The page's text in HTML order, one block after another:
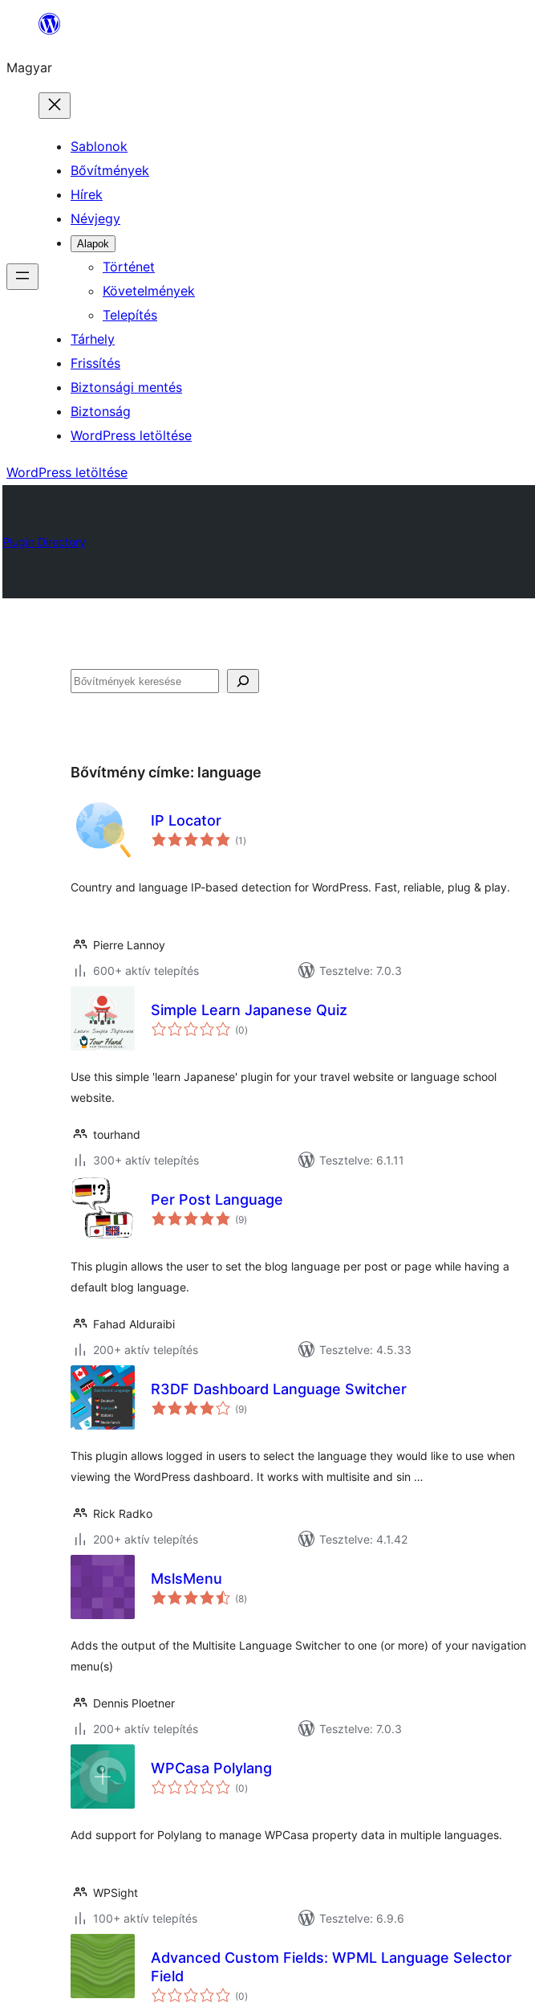
Ugrás
tartalomhoz
Magyar
Sablonok
Bővítmények
Hírek
Névjegy
Alapok
Történet
Követelmények
Telepítés
Tárhely
Frissítés
Biztonsági mentés
Biztonság
WordPress letöltése
WordPress letöltése
Plugin Directory
Keresés
Bővítmény címke: language
IP Locator
(1 értékelés
összesen
)
Country and language IP-based detection for WordPress. Fast, reliable, plug & play.
Pierre Lannoy
600+ aktív telepítés
Tesztelve: 7.0.3
Simple Learn Japanese Quiz
(0értékelés
összesen
)
Use this simple 'learn Japanese' plugin for your travel website or language school
website.
tourhand
300+ aktív telepítés
Tesztelve: 6.1.11
Per Post Language
(9értékelés
összesen
)
This plugin allows the user to set the blog language per post or page while having a
default blog language.
Fahad Alduraibi
200+ aktív telepítés
Tesztelve: 4.5.33
R3DF Dashboard Language Switcher
(9értékelés
összesen
)
This plugin allows logged in users to select the language they would like to use when
viewing the WordPress dashboard. It works with multisite and sin …
Rick Radko
200+ aktív telepítés
Tesztelve: 4.1.42
MslsMenu
(8értékelés
összesen
)
Adds the output of the Multisite Language Switcher to one (or more) of your navigation
menu(s)
Dennis Ploetner
200+ aktív telepítés
Tesztelve: 7.0.3
WPCasa Polylang
(0értékelés
összesen
)
Add support for Polylang to manage WPCasa property data in multiple languages.
WPSight
100+ aktív telepítés
Tesztelve: 6.9.6
Advanced Custom Fields: WPML Language Selector
Field
(0értékelés
összesen
)